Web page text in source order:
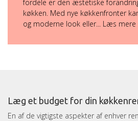
fordele er den æstetiske
køkken. Med nye køkkenfronter
og moderne look eller... Læs mere
Læg et budget for din
En af de vigtigste aspekter af enhver